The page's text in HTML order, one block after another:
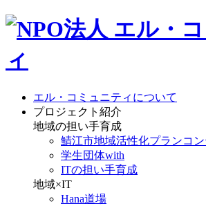
エル・コミュニティについて
プロジェクト紹介
地域の担い手育成
鯖江市地域活性化プランコン
学生団体with
ITの担い手育成
地域×IT
Hana道場